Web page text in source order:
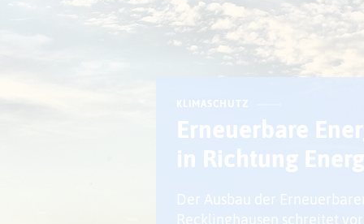
KLIMASCHUTZ
Erneuerbare
in Richtung
Der Ausbau der
Recklinghausen schreitet